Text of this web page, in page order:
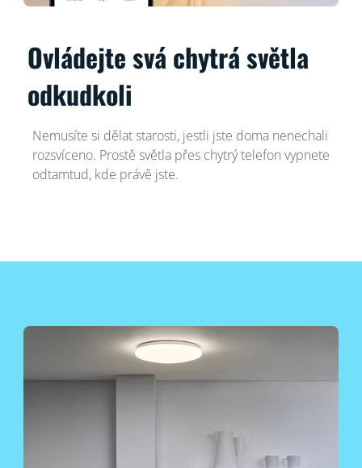
Ovládejte svá chytrá světla
odkudkoli
Nemusíte si dělat starosti, jestli jste doma nenechali
rozsvíceno. Prostě světla přes chytrý telefon vypnete
odtamtud, kde právě jste.